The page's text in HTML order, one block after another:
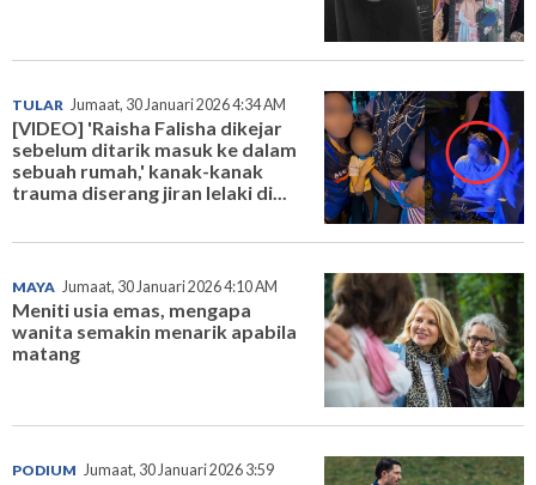
TULAR Jumaat, 30 Januari 2026 4:34 AM
[VIDEO] 'Raisha Falisha dikejar
sebelum ditarik masuk ke dalam
sebuah rumah,' kanak-kanak
trauma diserang jiran lelaki di...
MAYA Jumaat, 30 Januari 2026 4:10 AM
Meniti usia emas, mengapa
wanita semakin menarik apabila
matang
PODIUM Jumaat, 30 Januari 2026 3:59